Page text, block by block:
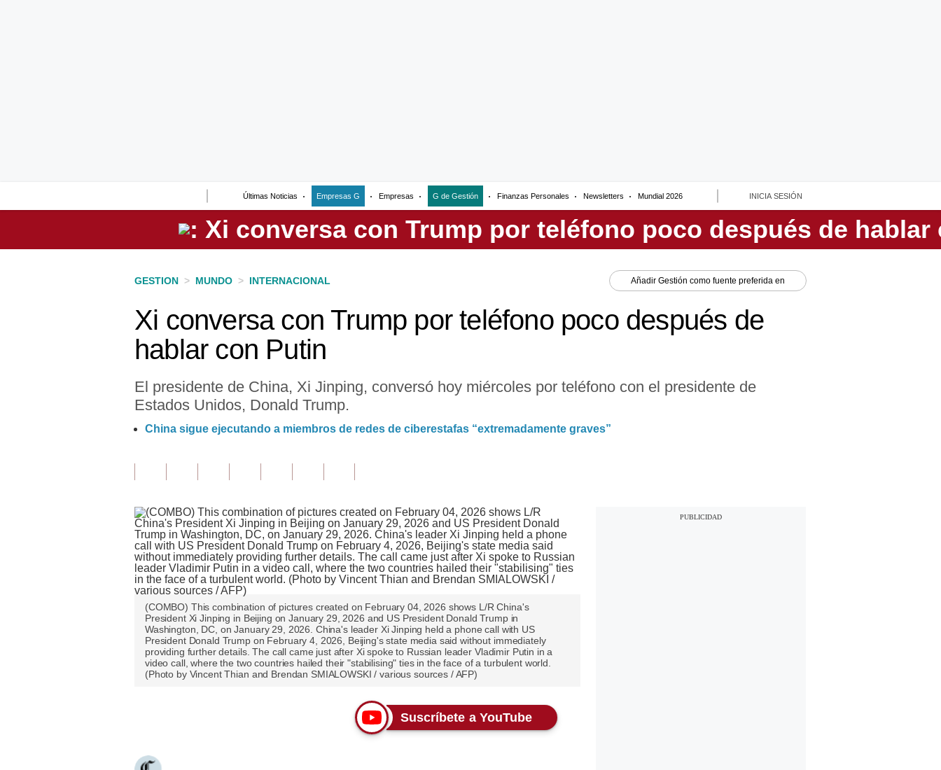
Últimas Noticias Empresas G Empresas G de Gestión Finanzas Personales Newsletters Mundial 2026 INICIA SESIÓN
Perú
GESTION > MUNDO > INTERNACIONAL Añadir Gestión como fuente preferida en
Xi conversa con Trump por teléfono poco después de
hablar con Putin
El presidente de China, Xi Jinping, conversó hoy miércoles por teléfono con el presidente de
Estados Unidos, Donald Trump.
China sigue ejecutando a miembros de redes de ciberestafas “extremadamente graves”
(COMBO) This combination of pictures created on February 04, 2026 shows L/R China's
President Xi Jinping in Beijing on January 29, 2026 and US President Donald Trump in
Washington, DC, on January 29, 2026. China's leader Xi Jinping held a phone call with US
President Donald Trump on February 4, 2026, Beijing's state media said without immediately
providing further details. The call came just after Xi spoke to Russian leader Vladimir Putin in a
video call, where the two countries hailed their "stabilising" ties in the face of a turbulent world.
(Photo by Vincent Thian and Brendan SMIALOWSKI / various sources / AFP)
Suscríbete a YouTube